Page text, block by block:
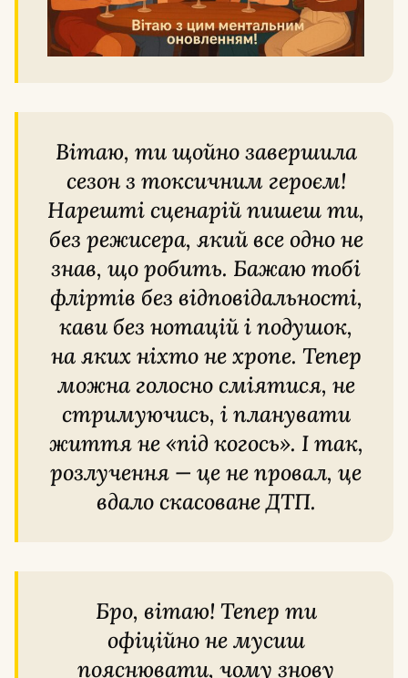
Вітаю, ти щойно завершила
сезон з токсичним героєм!
Нарешті сценарій пишеш ти,
без режисера, який все одно не
знав, що робить. Бажаю тобі
фліртів без відповідальності,
кави без нотацій і подушок,
на яких ніхто не хропе. Тепер
можна голосно сміятися, не
стримуючись, і планувати
життя не «під когось». І так,
розлучення — це не провал, це
вдало скасоване ДТП.
Бро, вітаю! Тепер ти
офіційно не мусиш
пояснювати, чому знову